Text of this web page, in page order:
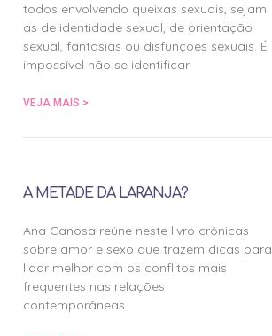
todos envolvendo queixas sexuais, sejam
as de identidade sexual, de orientação
sexual, fantasias ou disfunções sexuais. É
impossível não se identificar
VEJA MAIS >
A METADE DA LARANJA?
Ana Canosa reúne neste livro crônicas
sobre amor e sexo que trazem dicas para
lidar melhor com os conflitos mais
frequentes nas relações
contemporâneas.